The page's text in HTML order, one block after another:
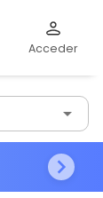
Acceder
arrow_drop_down